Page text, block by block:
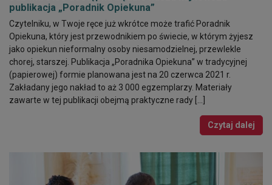
publikacja „Poradnik Opiekuna”
Czytelniku, w Twoje ręce już wkrótce może trafić Poradnik
Opiekuna, który jest przewodnikiem po świecie, w którym żyjesz
jako opiekun nieformalny osoby niesamodzielnej, przewlekle
chorej, starszej. Publikacja „Poradnika Opiekuna” w tradycyjnej
(papierowej) formie planowana jest na 20 czerwca 2021 r.
Zakładany jego nakład to aż 3 000 egzemplarzy. Materiały
zawarte w tej publikacji obejmą praktyczne rady […]
Czytaj dalej